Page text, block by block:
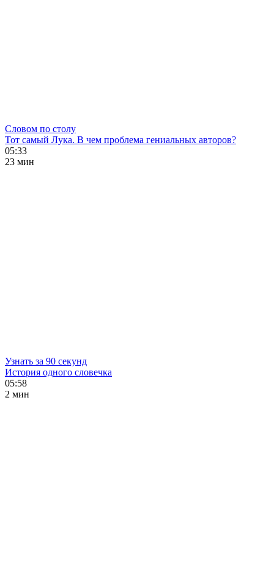
Словом по столу
Тот самый Лука. В чем проблема гениальных авторов?
05:33
23 мин
Узнать за 90 секунд
История одного словечка
05:58
2 мин